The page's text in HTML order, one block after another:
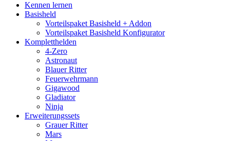
Kennen lernen
Basisheld
Vorteilspaket Basisheld + Addon
Vorteilspaket Basisheld Konfigurator
Kompletthelden
4-Zero
Astronaut
Blauer Ritter
Feuerwehrmann
Gigawood
Gladiator
Ninja
Erweiterungssets
Grauer Ritter
Mars